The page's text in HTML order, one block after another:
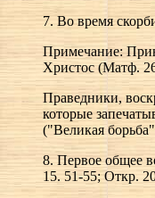
7. Во время
Примечание:
Христос (Матф.
Праведники,
которые
("Великая
8. Первое общее
15. 51-55; Откр.